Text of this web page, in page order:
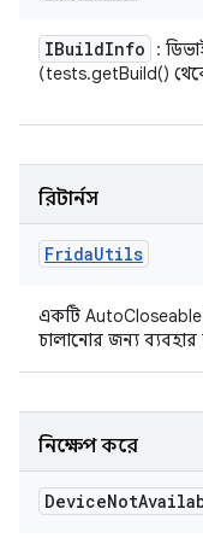
IBuildInfo
:
(tests.getBuild()
রিটার্নস
FridaUtils
একটি AutoCloseable
চালানোর জন্য ব্যবহার
নিক্ষেপ করে
DeviceNot